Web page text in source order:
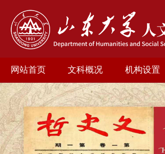
网站首页 文科概况 机构设置